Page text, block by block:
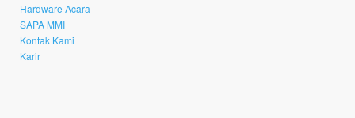
Hardware Acara
SAPA MMI
Kontak Kami
Karir